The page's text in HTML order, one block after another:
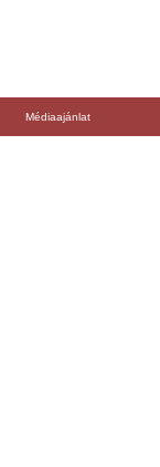
Médiaajánlat